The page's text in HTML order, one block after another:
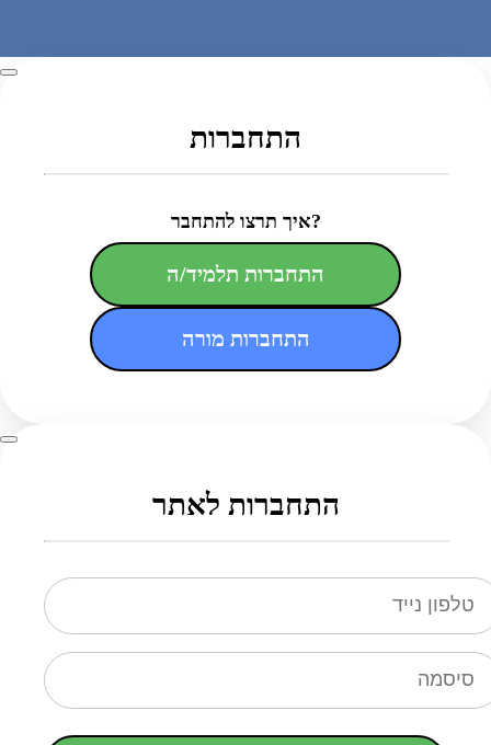
התחברות
איך תרצו להתחבר?
התחברות תלמיד/ה
התחברות מורה
התחברות לאתר